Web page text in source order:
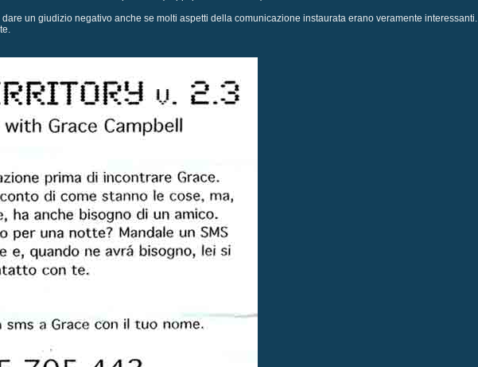
un giudizio negativo anche se molti aspetti della comunicazione instaurata erano veramente interessanti.